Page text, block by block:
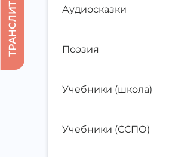
Аудиосказки
Поэзия
Учебники (школа)
Учебники (ССПО)
ТРАНСЛИТ